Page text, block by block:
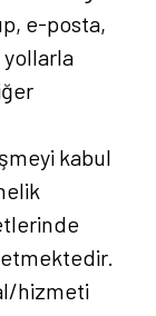
e-posta,
kabul
hizmeti